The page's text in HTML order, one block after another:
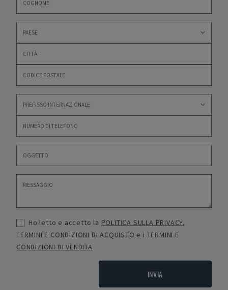
Ho letto e accetto la POLITICA SULLA PRIVACY,
TERMINI E CONDIZIONI DI ACQUISTO e i TERMINI E
CONDIZIONI DI VENDITA
INVIA